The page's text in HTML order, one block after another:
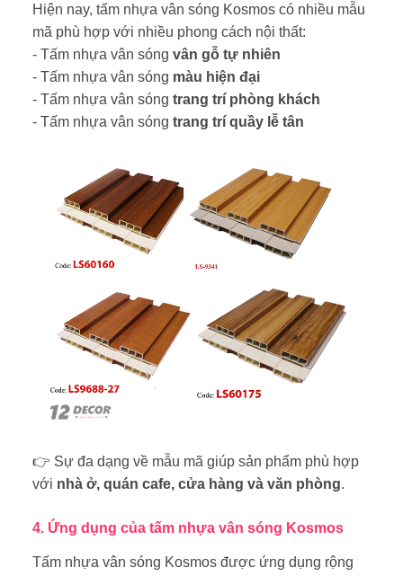
Hiện nay, tấm nhựa vân sóng Kosmos có nhiều mẫu
mã phù hợp với nhiều phong cách nội thất:
- Tấm nhựa vân sóng vân gỗ tự nhiên
- Tấm nhựa vân sóng màu hiện đại
- Tấm nhựa vân sóng trang trí phòng khách
- Tấm nhựa vân sóng trang trí quầy lễ tân
👉 Sự đa dạng về mẫu mã giúp sản phẩm phù hợp
với nhà ở, quán cafe, cửa hàng và văn phòng.
4. Ứng dụng của tấm nhựa vân sóng Kosmos
Tấm nhựa vân sóng Kosmos được ứng dụng rộng